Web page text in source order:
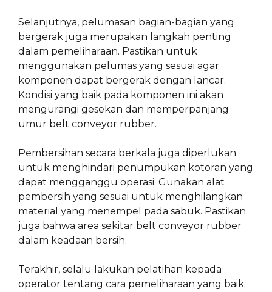
Selanjutnya, pelumasan bagian-bagian yang
bergerak juga merupakan langkah penting
dalam pemeliharaan. Pastikan untuk
menggunakan pelumas yang sesuai agar
komponen dapat bergerak dengan lancar.
Kondisi yang baik pada komponen ini akan
mengurangi gesekan dan memperpanjang
umur belt conveyor rubber.
Pembersihan secara berkala juga diperlukan
untuk menghindari penumpukan kotoran yang
dapat mengganggu operasi. Gunakan alat
pembersih yang sesuai untuk menghilangkan
material yang menempel pada sabuk. Pastikan
juga bahwa area sekitar belt conveyor rubber
dalam keadaan bersih.
Terakhir, selalu lakukan pelatihan kepada
operator tentang cara pemeliharaan yang baik.